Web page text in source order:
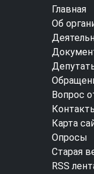
Главная
Об
Вопрос
Карта
Опросы
Старая
RSS